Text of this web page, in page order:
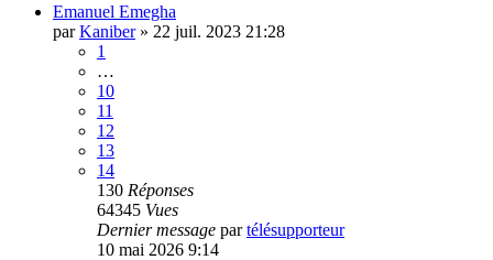
Emanuel Emegha
parKaniber» 22 juil. 2023 21:28
1
…
10
11
12
13
14
130 Réponses
64345 Vues
Dernier message partélésupporteur
10 mai 2026 9:14